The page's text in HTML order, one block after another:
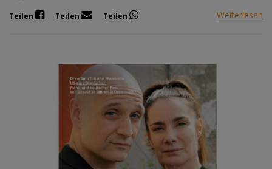
Teilen Teilen Teilen Weiterlesen